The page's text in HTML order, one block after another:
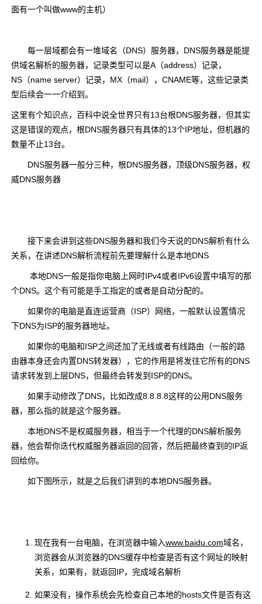
面有一个叫做www的主机）
每一层域都会有一堆域名（DNS）服务器，DNS服务器是能提
供域名解析的服务器，记录类型可以是A（address）记录，
NS（name server）记录，MX（mail），CNAME等，这些记录类
型后续会一一介绍到。
这里有个知识点，百科中说全世界只有13台根DNS服务器，但其实
这是错误的观点，根DNS服务器只有具体的13个IP地址，但机器的
数量不止13台。
DNS服务器一般分三种，根DNS服务器，顶级DNS服务器，权
威DNS服务器
接下来会讲到这些DNS服务器和我们今天说的DNS解析有什么
关系，在讲述DNS解析流程前先要理解什么是本地DNS
本地DNS一般是指你电脑上网时IPv4或者IPv6设置中填写的那
个DNS。这个有可能是手工指定的或者是自动分配的。
如果你的电脑是直连运营商（ISP）网络，一般默认设置情况
下DNS为ISP的服务器地址。
如果你的电脑和ISP之间还加了无线或者有线路由（一般的路
由器本身还会内置DNS转发器），它的作用是将发往它所有的DNS
请求转发到上层DNS，但最终会转发到ISP的DNS。
如果手动修改了DNS，比如改成8.8.8.8这样的公用DNS服务
器，那么指的就是这个服务器。
本地DNS不是权威服务器，相当于一个代理的DNS解析服务
器，他会帮你迭代权威服务器返回的回答，然后把最终查到的IP返
回给你。
如下图所示，就是之后我们讲到的本地DNS服务器。
现在我有一台电脑，在浏览器中输入www.baidu.com域名，
浏览器会从浏览器的DNS缓存中检查是否有这个网址的映射
关系，如果有，就返回IP，完成域名解析
如果没有，操作系统会先检查自己本地的hosts文件是否有这